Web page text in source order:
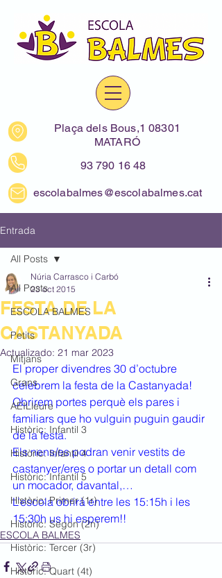
Plaça dels Bous,1 08301
MATARÓ
93 790 16 48
escolabalmes@escolabalmes.cat
Entrada
All Posts
ESCOLA BALMES
Petits
Mitjans
Grans
AEILleure
Històric: Infantil 3
Històric: Infantil 4
Històric: Infantil 5
Històric: Primer (1r)
Històric: Segon (2n)
Històric: Tercer (3r)
Històric: Quart (4t)
All Posts
FESTA DE LA
CASTANYADA
Núria Carrasco i Carbó
23 oct 2015
Actualizado: 21 mar 2023
El proper divendres 30 d’octubre
celebrem la festa de la Castanyada!
Obrirem portes perquè els pares i
familiars que ho vulguin puguin gaudir
de la festa.
Els nens/es podran venir vestits de
castanyer/eres o portar un detall com
un mocador, davantal,…
L’escola obrirà entre les 15:15h i les
15:30h us hi esperem!!
ESCOLA BALMES